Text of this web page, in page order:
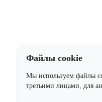
Файлы cookie
Мы используем файлы
третьими лицами, для